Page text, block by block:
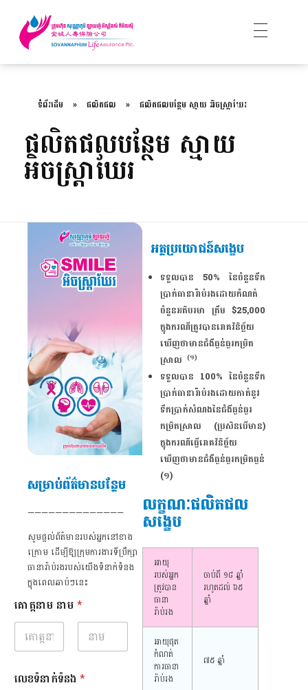
ទំព័រដើម » ផលិតផល » ផលិតផលបន្ថែម ស្មាយ អិចស្រ្តាឃែរ
ផលិតផលបន្ថែម ស្មាយ
អិចស្រ្តាឃែរ
សម្រាប់ព័ត៌មានបន្ថែម
——————————————
សូមផ្តល់ព័ត៌មានរបស់អ្នកនៅខាង
ក្រោម ដើម្បីឱ្យក្រុមការងារទីប្រឹក្សា
ធានារ៉ាប់រងរបស់យើងទំនាក់ទំនង
ក្នុងពេលឆាប់ៗនេះ
គោត្តនាម នាម*
First Last
លេខទំនាក់ទំនង *
អត្ថប្រយោជន៍សង្ខេប
ទទួលបាន 50% នៃចំនួនទឹក
ប្រាក់ធានារ៉ាប់រងដោយកំណត់
ចំនួនអតិបរមា ត្រឹម $25,000
ក្នុងករណីត្រូវបានរោគវិនិច្ឆ័យ
ឃើញថាមានជំងឺធ្ងន់ធ្ងរកម្រិត
ស្រាល (១)
ទទួលបាន 100% នៃចំនួនទឹក
ប្រាក់ធានារ៉ាប់រងដោយកាត់នូវ
ទឹកប្រាក់សំណងនៃជំងីធ្ងន់ធ្ងរ
កម្រិតស្រាល (ប្រសិនបើមាន)
ក្នុងករណីធ្វើរោគវិនិច្ឆ័យ
ឃើញថាមានជំងឺធ្ងន់ធ្ងរកម្រិតធ្ងន់
(១)
លក្ខណៈផលិតផល
សង្ខេប
អាយុ
របស់អ្នក
ត្រូវបាន
ធានា
រ៉ាប់រង
ចាប់ពី ១៨ ឆ្នាំ
រហូតដល់ ៦៥
ឆ្នាំ
អាយុផុត
កំណត់
ការធានា
រ៉ាប់រង
៧៥ ឆ្នាំ